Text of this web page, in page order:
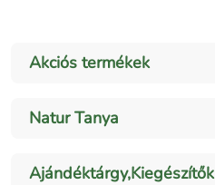
Akciós termékek
Natur Tanya
Ajándéktárgy,Kiegészítők